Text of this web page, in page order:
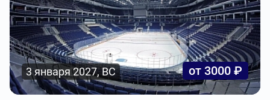
3 января 2027, ВС от 3000 ₽